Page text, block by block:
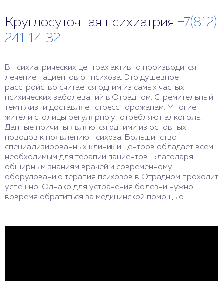
Круглосуточная психиатрия +7(812)
241 14 32
В психиатрических центрах активно производится
лечение пациентов от психоза. Это душевное
расстройство считается одним из самых частых
психических заболеваний в Отрадном. Стремительный
темп жизни доставляет стресс горожанам. Многие
жители столицы регулярно употребляют алкоголь.
Данные причины являются одними из основных
поводов к появлению психоза. Большинство
специализированных клиник и центров обладает всем
необходимым для терапии пациентов. Благодаря
обширным знаниям врачей и современному
оборудованию терапия психозов в Отрадном проходит
успешно. Однако для устранения болезни нужно
вовремя обратиться за медицинской помощью.